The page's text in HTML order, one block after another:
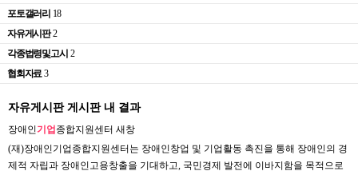
포토갤러리 18
자유게시판 2
각종법령및고시 2
협회자료 3
자유게시판 게시판 내 결과
장애인기업 종합지원센터 새창
(재)장애인기업종합지원센터는 장애인창업 및 기업활동 촉진을 통해 장애인의 경
제적 자립과 장애인고용창출을 기대하고, 국민경제 발전에 이바지함을 목적으로